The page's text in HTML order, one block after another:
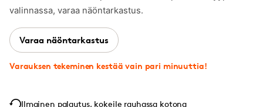
valinnassa, varaa näöntarkastus.
Varaa näöntarkastus
Varauksen tekeminen kestää vain pari minuuttia!
Ilmainen palautus, kokeile rauhassa kotona